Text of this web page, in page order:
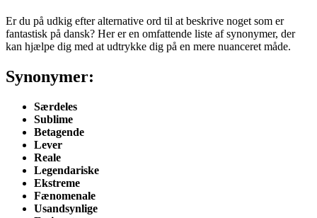
Er du på udkig efter alternative ord til at beskrive noget som er
fantastisk på dansk? Her er en omfattende liste af synonymer, der
kan hjælpe dig med at udtrykke dig på en mere nuanceret måde.
Synonymer:
Særdeles
Sublime
Betagende
Lever
Reale
Legendariske
Ekstreme
Fænomenale
Usandsynlige